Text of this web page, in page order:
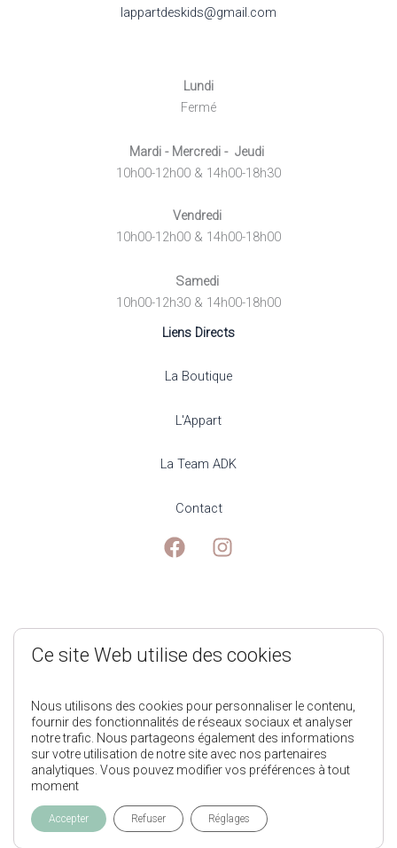
lappartdeskids@gmail.com
Lundi
Fermé
Mardi - Mercredi - Jeudi
10h00-12h00 & 14h00-18h30
Vendredi
10h00-12h00 & 14h00-18h00
Samedi
10h00-12h30 & 14h00-18h00
Liens Directs
La Boutique
L'Appart
La Team ADK
Contact
Mentions Légales
Conditions générales de ventes
L'Appart des Kids © 2025
Ce site Web utilise des cookies
Nous utilisons des cookies pour personnaliser le contenu,
fournir des fonctionnalités de réseaux sociaux et analyser
notre trafic. Nous partageons également des informations
sur votre utilisation de notre site avec nos partenaires
analytiques. Vous pouvez modifier vos préférences à tout
moment
Accepter Refuser Réglages